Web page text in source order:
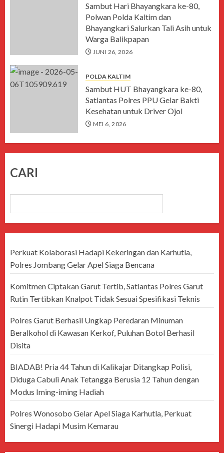
Sambut Hari Bhayangkara ke-80,
Polwan Polda Kaltim dan
Bhayangkari Salurkan Tali Asih untuk
Warga Balikpapan
JUNI 26, 2026
POLDA KALTIM
Sambut HUT Bhayangkara ke-80,
Satlantas Polres PPU Gelar Bakti
Kesehatan untuk Driver Ojol
MEI 6, 2026
CARI
Perkuat Kolaborasi Hadapi Kekeringan dan Karhutla,
Polres Jombang Gelar Apel Siaga Bencana
Komitmen Ciptakan Garut Tertib, Satlantas Polres Garut
Rutin Tertibkan Knalpot Tidak Sesuai Spesifikasi Teknis
Polres Garut Berhasil Ungkap Peredaran Minuman
Beralkohol di Kawasan Kerkof, Puluhan Botol Berhasil
Disita
BIADAB! Pria 44 Tahun di Kalikajar Ditangkap Polisi,
Diduga Cabuli Anak Tetangga Berusia 12 Tahun dengan
Modus Iming-iming Hadiah
Polres Wonosobo Gelar Apel Siaga Karhutla, Perkuat
Sinergi Hadapi Musim Kemarau